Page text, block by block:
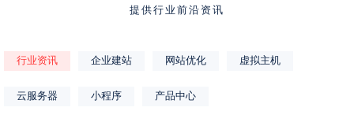
提供行业前沿资讯
行业资讯 企业建站 网站优化 虚拟主机
云服务器 小程序 产品中心